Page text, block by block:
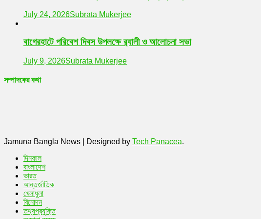
July 24, 2026Subrata Mukerjee
বাগেরহাটে পরিবেশ দিবস উপলক্ষে র‌্যালী ও আলোচনা সভা
July 9, 2026Subrata Mukerjee
সম্পাদকের কথা
Jamuna Bangla News
Designed by Tech Panacea.
দিনকাল
বাংলাদেশ
ভারত
আন্তর্জাতিক
খেলাধুলা
বিনোদন
তথ্যপ্রযুক্তি